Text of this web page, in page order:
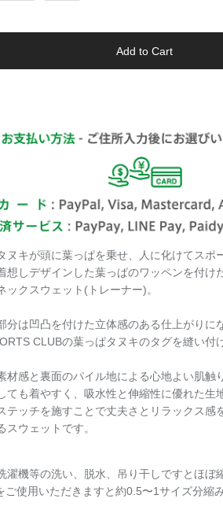
Add to Cart
ヌキが頭に葉っぱを乗せ、人に化けてスポ
想しデザインした葉っぱのワッペンを付け
ックスウェット(トレーナー)。
分は凹凸を付けた立体感のある仕上がりに
CLUBの葉っぱタヌキのタグを縫い付
材感と裏面のパイル地による心地よい肌触
ても着やすく、吸水性と伸縮性に優れた生
テッチを施すことで丈夫さとリラックス感
スウェットです。
濯機等の洗い、脱水、吊り干しですとほぼ
ご使用いただきますと約0.5〜1サイズ分縮